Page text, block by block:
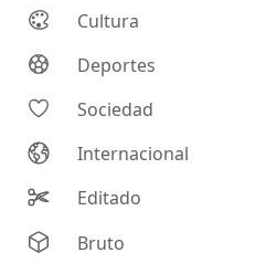
Cultura
Deportes
Sociedad
Internacional
Editado
Bruto